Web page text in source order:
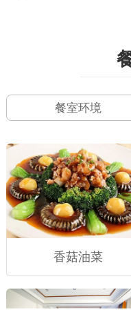
餐室环境
香菇油菜